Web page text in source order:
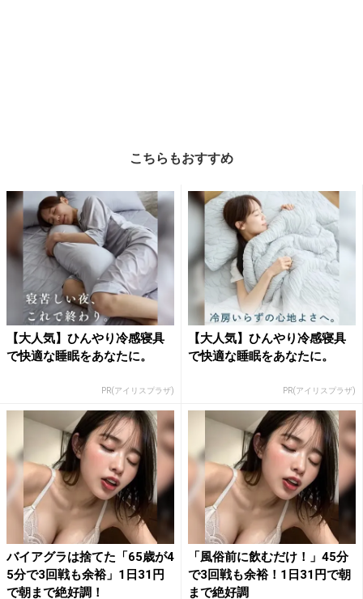
こちらもおすすめ
【大人気】ひんやり冷感寝具
で快適な睡眠をあなたに。
PR(アイリスプラザ)
【大人気】ひんやり冷感寝具
で快適な睡眠をあなたに。
PR(アイリスプラザ)
バイアグラは捨てた「65歳が4
5分で3回戦も余裕」1日31円
で朝まで絶好調！
「風俗前に飲むだけ！」45分
で3回戦も余裕！1日31円で朝
まで絶好調